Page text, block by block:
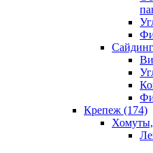
Крепеж (174)